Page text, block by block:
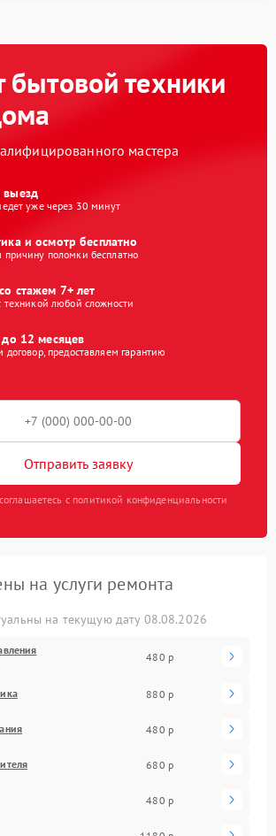
бытовой техники
мастера
уже через 30 минут
и осмотр бесплатно
поломки бесплатно
стажем 7+ лет
техникой любой сложности
до 12 месяцев
договор, предоставляем гарантию
Отправить заявку
с политикой конфиденциальности
на услуги ремонта
на текущую дату 08.08.2026
480 р
880 р
480 р
680 р
480 р